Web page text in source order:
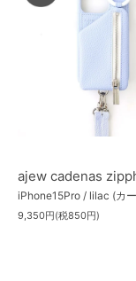
iPhone15Pro / lilac (カ
9,350円(税850円)